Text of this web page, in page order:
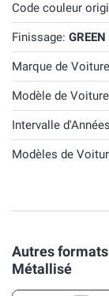
Code couleur
Finissage:
Marque de
Modèle de
Intervalle
Modèles de
Autres
Métallisé